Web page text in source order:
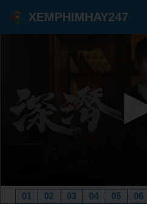
XEMPHIMHAY247
01 02 03 04 05 06